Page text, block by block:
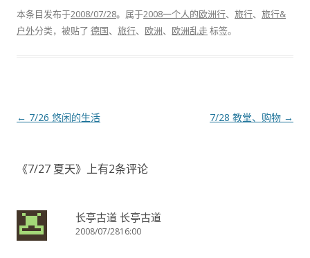
本条目发布于2008/07/28。属于2008一个人的欧洲行、 旅行、 旅行&
户外分类，被贴了 德国、 旅行、 欧洲、 欧洲乱走 标签。
文章导航
← 7/26 悠闲的生活 7/28 教堂、购物 →
《7/27 夏天》上有2条评论
长亭古道 长亭古道
2008/07/2816:00